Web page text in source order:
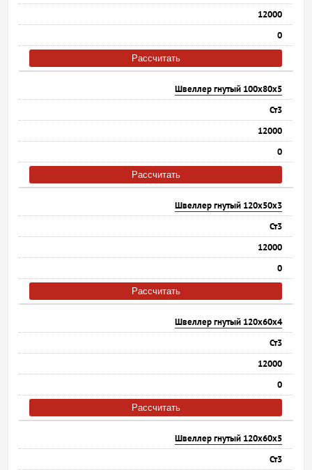
12000
0
Рассчитать
Швеллер гнутый 100х80х5
Ст3
12000
0
Рассчитать
Швеллер гнутый 120х50х3
Ст3
12000
0
Рассчитать
Швеллер гнутый 120х60х4
Ст3
12000
0
Рассчитать
Швеллер гнутый 120х60х5
Ст3